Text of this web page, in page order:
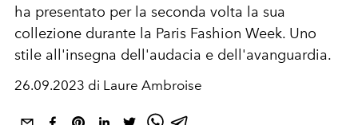
ha presentato per la seconda volta la sua
collezione durante la Paris Fashion Week. Uno
stile all'insegna dell'audacia e dell'avanguardia.
26.09.2023 di Laure Ambroise